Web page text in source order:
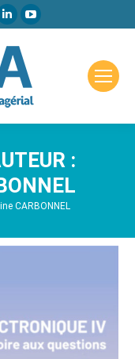
La
LinkedIn
s'ouvre
dans
fenêtre
La
fenêtre
:
CARBONNEL